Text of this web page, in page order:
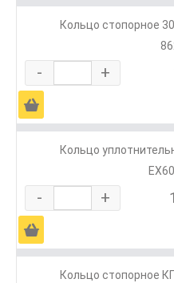
Кольцо стопорное
- +
Ä
Кольцо
- +
Ä
Кольцо стопорное